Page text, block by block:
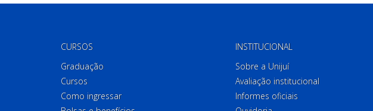
CURSOS
Graduação
Cursos
Como ingressar
INSTITUCIONAL
Sobre a Unijuí
Avaliação institucional
Informes oficiais